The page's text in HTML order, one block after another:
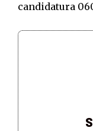
candidatura